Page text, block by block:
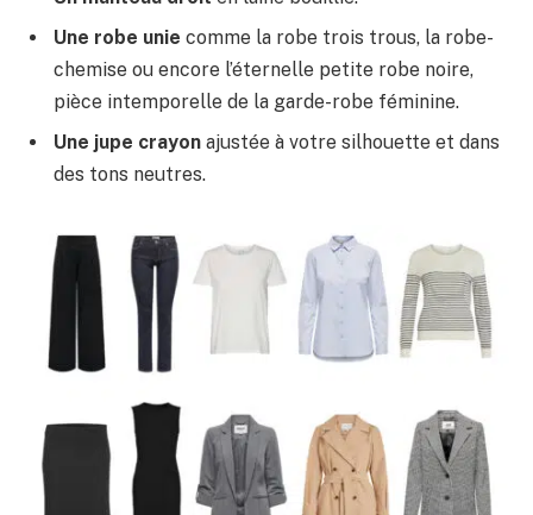
Une robe unie comme la robe trois trous, la robe-
chemise ou encore l’éternelle petite robe noire,
pièce intemporelle de la garde-robe féminine.
Une jupe crayon ajustée à votre silhouette et dans
des tons neutres.